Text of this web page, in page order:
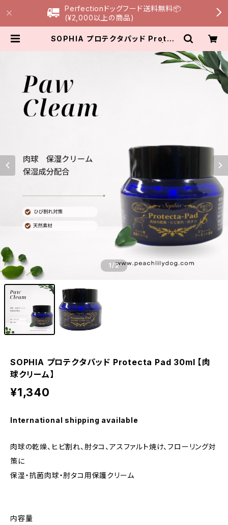
Perfectionドッグフード送料無料📦
(¥2,000以上の商品)
SOPHIA プロテクタパッド Protec
1/2
SOPHIA プロテクタパッド Protecta Pad 30ml 【肉
球クリーム】
¥1,340
International shipping available
肉球の乾燥、ヒビ割れ、肘タコ、アスファルト焼け、フローリング対
策に
保湿・抗菌肉球・肘タコ用保護クリーム
内容量